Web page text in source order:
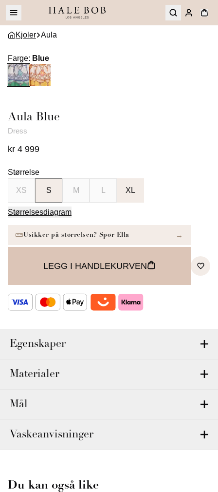
Kjoler Aula
Farge: Blue
Aula Blue
Dress
kr 4 999
Størrelse
XS S M XL
Størrelsesdiagram
LEGG I HANDLEKURVEN
Egenskaper
Materialer
Mål
Vaskeanvisninger
Du kan også like